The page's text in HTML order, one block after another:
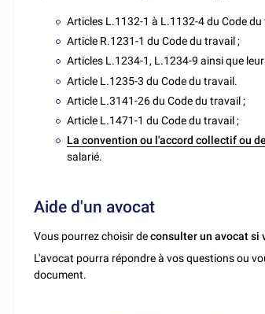
Articles L.1132-1 à L.1132-4 du Code du
Article R.1231-1 du Code du travail ;
Articles L.1234-1, L.1234-9 ainsi que
Article L.1235-3 du Code du travail.
Article L.3141-26 du Code du travail ;
Article L.1471-1 du Code du travail ;
La convention ou l'accord collectif ou
salarié.
Aide d'un avocat
Vous pourrez choisir deconsulter un avocat si
L'avocat pourra répondre à vos questions ou
document.